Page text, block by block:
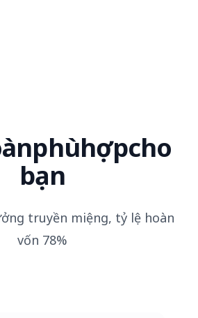
phùhợpcho
bạn
truyền miệng, tỷ lệ hoàn
vốn 78%